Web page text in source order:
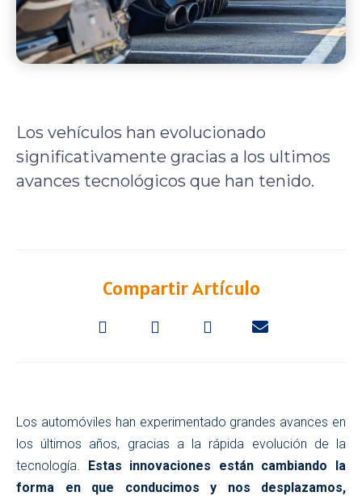
Los vehículos han evolucionado
significativamente gracias a los ultimos
avances tecnológicos que han tenido.
Compartir Artículo
Los automóviles han experimentado grandes avances en
los últimos años, gracias a la rápida evolución de la
tecnología. Estas innovaciones están cambiando la
forma en que conducimos y nos desplazamos,